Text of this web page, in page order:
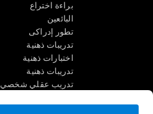
براءة اختراع
البائعين
تطور إدراكى
تدريبات ذهنية
اختبارات ذهنية
تدريبات ذهنية
تدريب عقلي شخصي